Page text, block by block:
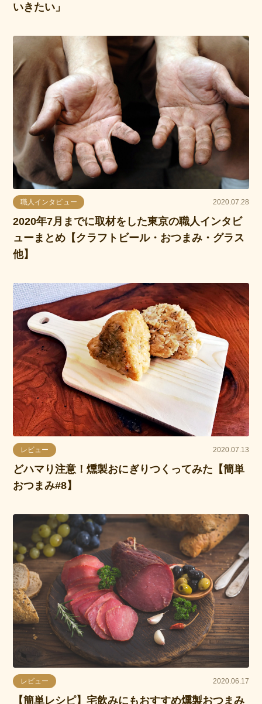
いきたい」
職人インタビュー 2020.07.28
2020年7月までに取材をした東京の職人インタビ
ューまとめ【クラフトビール・おつまみ・グラス
他】
レビュー 2020.07.13
どハマり注意！燻製おにぎりつくってみた【簡単
おつまみ#8】
レビュー 2020.06.17
【簡単レシピ】宅飲みにもおすすめ燻製おつまみ